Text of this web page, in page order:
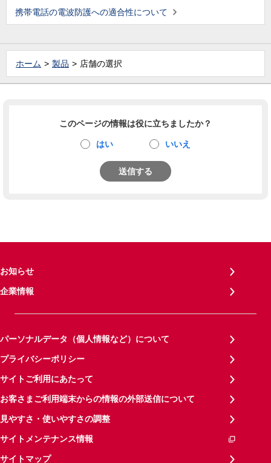
携帯電話の電波防護への適合性について
ホーム 製品 店舗の選択
このページの情報は役に立ちましたか？
はい いいえ
送信する
お知らせ
企業情報
パーソナルデータ（個人情報など）について
プライバシーポリシー
サイトご利用にあたって
お客さまご利用端末からの情報の外部送信について
見やすさ・使いやすさの調整
サイトメンテナンス情報
サイトマップ